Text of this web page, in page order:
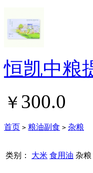
恒凯中粮
￥ 300.0
首页 > 粮油副食 > 杂粮
类别： 大米 食用油 杂粮